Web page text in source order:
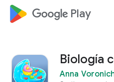
google_logo Play
Biología
Anna